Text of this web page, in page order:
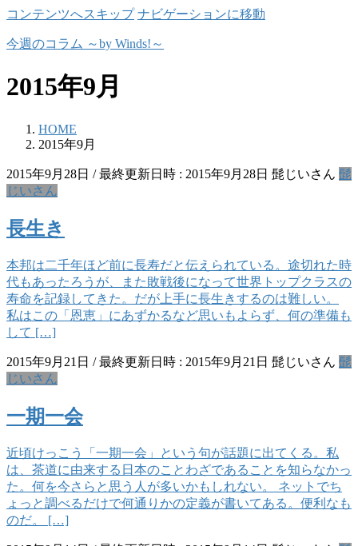
コンテンツへスキップ ナビゲーションに移動
今週のコラム ～by Winds!～
2015年9月
HOME
2015年9月
2015年9月28日 / 最終更新日時 : 2015年9月28日 髭じいさん 髭
じいさん
長生き
本邦は二千年ほど前に長寿だと伝えられている。途切れた時
代もあったろうが、また敗戦後になって世界トップクラスの
寿命を記録してきた。だが上手に長生きするのは難しい。
私はこの「恩恵」にあずかるなど思いもよらず、何の準備も
して […]
2015年9月21日 / 最終更新日時 : 2015年9月21日 髭じいさん 髭
じいさん
一期一会
近頃けっこう「一期一会」という句が話題に出てくる。私
は、茶道に由来する日本のことわざであることを知らなかっ
た。何を今さらと思う人が多いかもしれない。 ネットでち
ょっと調べるだけで何通りかの定義が書いてある。便利なも
のだ。 […]